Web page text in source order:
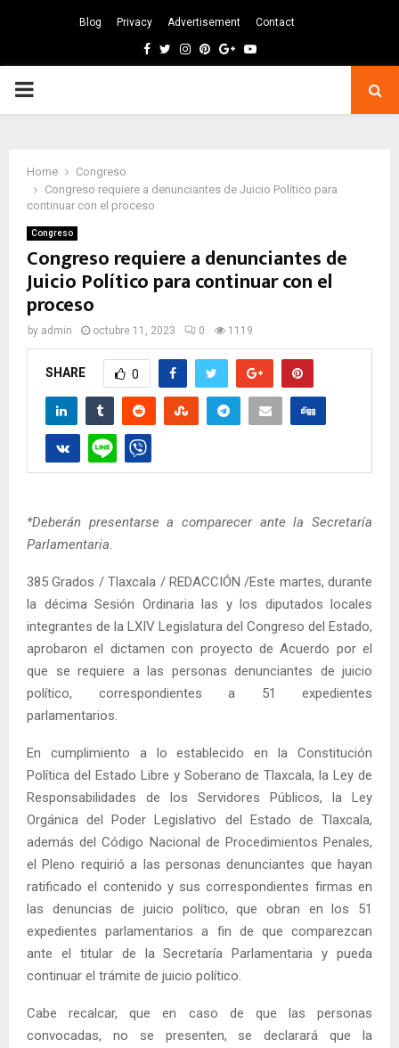
Blog Privacy Advertisement Contact
Facebook
TwitterInstagram
Pinterest
GoogleYoutube
PRIMARY
Home
Congreso
Congreso requiere a denunciantes de Juicio Político para
continuar con el proceso
Congreso
Congreso requiere a denunciantes de
Juicio Político para continuar con el
proceso
by admin octubre 11, 2023 0 1119
SHARE 0
*Deberán presentarse a comparecer ante la Secretaría
Parlamentaria
385 Grados / Tlaxcala / REDACCIÓN /Este martes, durante
la décima Sesión Ordinaria las y los diputados locales
integrantes de la LXIV Legislatura del Congreso del Estado,
aprobaron el dictamen con proyecto de Acuerdo por el
que se requiere a las personas denunciantes de juicio
político, correspondientes a 51 expedientes
parlamentarios.
En cumplimiento a lo establecido en la Constitución
Política del Estado Libre y Soberano de Tlaxcala, la Ley de
Responsabilidades de los Servidores Públicos, la Ley
Orgánica del Poder Legislativo del Estado de Tlaxcala,
además del Código Nacional de Procedimientos Penales,
el Pleno requirió a las personas denunciantes que hayan
ratificado el contenido y sus correspondientes firmas en
las denuncias de juicio político, que obran en los 51
expedientes parlamentarios a fin de que comparezcan
ante el titular de la Secretaría Parlamentaria y pueda
continuar el trámite de juicio político.
Cabe recalcar, que en caso de que las personas
convocadas, no se presenten, se declarará que la